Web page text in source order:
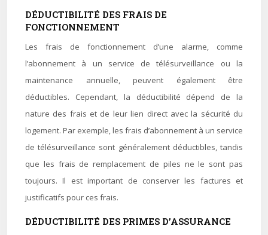
DÉDUCTIBILITÉ DES FRAIS DE
FONCTIONNEMENT
Les frais de fonctionnement d’une alarme, comme
l’abonnement à un service de télésurveillance ou la
maintenance annuelle, peuvent également être
déductibles. Cependant, la déductibilité dépend de la
nature des frais et de leur lien direct avec la sécurité du
logement. Par exemple, les frais d’abonnement à un service
de télésurveillance sont généralement déductibles, tandis
que les frais de remplacement de piles ne le sont pas
toujours. Il est important de conserver les factures et
justificatifs pour ces frais.
DÉDUCTIBILITÉ DES PRIMES D’ASSURANCE